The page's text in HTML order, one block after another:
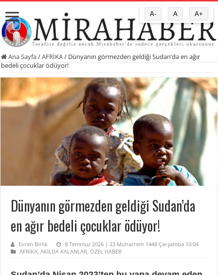
Ana Sayfa/AFRİKA/ Dünyanın görmezden geldiği Sudan’da en ağır
bedeli çocuklar ödüyor!
Dünyanın görmezden geldiği Sudan’da
en ağır bedeli çocuklar ödüyor!
Evren Birlik
8 Temmuz 2026 | 23 Muharrem 1448 Çarşamba 10:04
AFRİKA,AKILDA KALANLAR,ÖZEL HABER
A- A A+